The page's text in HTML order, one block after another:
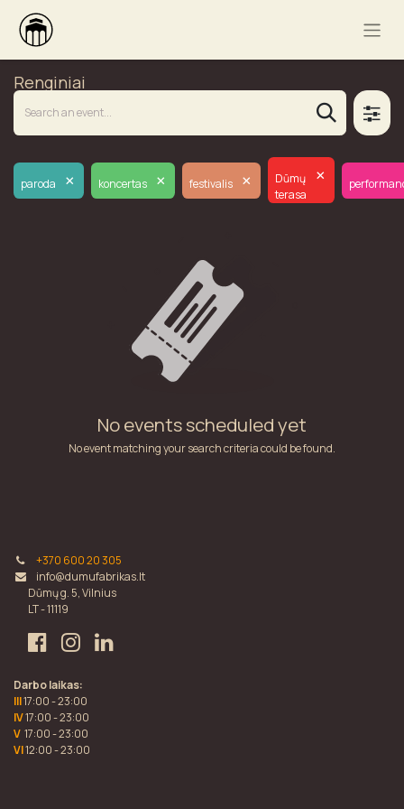
Renginiai
paroda × koncertas × festivalis ×
Dūmų
terasa
×
No events scheduled yet
No event matching your search criteria could be found.
+370 600 20 305
info@dumufabrikas.lt
Dūmų g. 5, Vilnius
LT - 11119
Darbo laikas:
III17:00 - 23:00
IV17:00 - 23:00
V 17:00 - 23:00
VI12:00 - 23:00